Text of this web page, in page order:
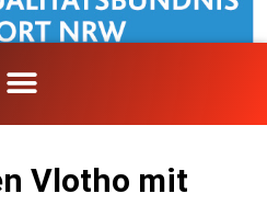
Vlotho mit